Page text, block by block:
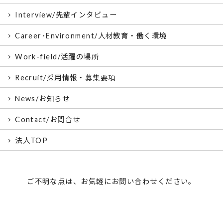
Interview/先輩インタビュー
Career･Environment/人材教育・働く環境
Work-field/活躍の場所
Recruit/採用情報・募集要項
News/お知らせ
Contact/お問合せ
法人TOP
ご不明な点は、お気軽にお問い合わせください。